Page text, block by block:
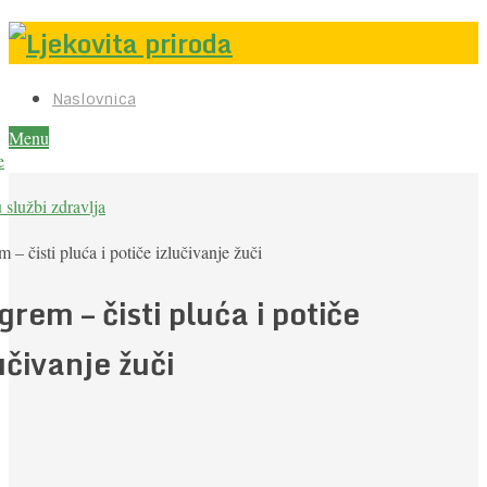
Naslovnica
Menu
zdravlja
– čisti pluća i potiče izlučivanje žuči
– čisti pluća i potiče
žuči